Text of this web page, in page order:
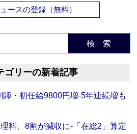
ースの登録（無料）
検 索
ゴリーの新着記事
師・初任給9800円増‐5年連続増も
料、8割が減収に‐「在総2」算定